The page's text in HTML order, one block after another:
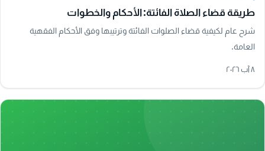
طريقة قضاء الصلاة الفائتة: الأحكام والخطوات
شرح عام لكيفية قضاء الصلوات الفائتة وترتيبها وفق الأحكام الفقهية
العامة.
٨ آب ٢٠٢٦